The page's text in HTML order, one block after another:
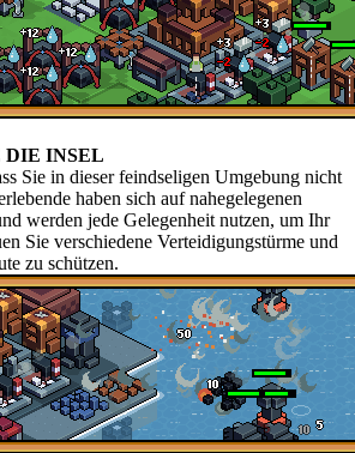
DIE INSEL
Sie in dieser feindseligen Umgebung nicht
haben sich auf nahegelegenen
werden jede Gelegenheit nutzen, um Ihr
Sie verschiedene Verteidigungstürme und
zu schützen.